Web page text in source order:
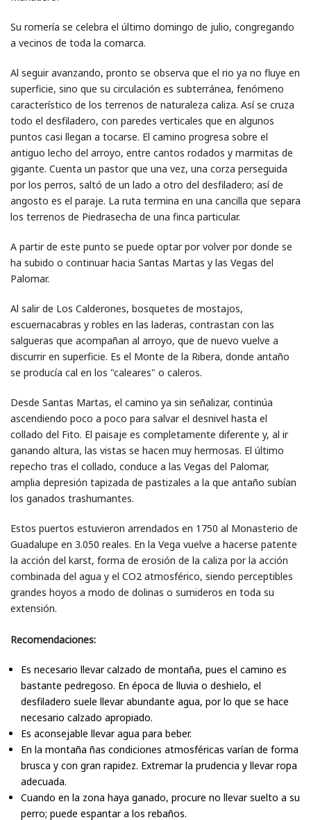
Su romería se celebra el último domingo de julio, congregando
a vecinos de toda la comarca.
Al seguir avanzando, pronto se observa que el rio ya no fluye en
superficie, sino que su circulación es subterránea, fenómeno
característico de los terrenos de naturaleza caliza. Así se cruza
todo el desfiladero, con paredes verticales que en algunos
puntos casi llegan a tocarse. El camino progresa sobre el
antiguo lecho del arroyo, entre cantos rodados y marmitas de
gigante. Cuenta un pastor que una vez, una corza perseguida
por los perros, saltó de un lado a otro del desfiladero; así de
angosto es el paraje. La ruta termina en una cancilla que separa
los terrenos de Piedrasecha de una finca particular.
A partir de este punto se puede optar por volver por donde se
ha subido o continuar hacia Santas Martas y las Vegas del
Palomar.
Al salir de Los Calderones, bosquetes de mostajos,
escuernacabras y robles en las laderas, contrastan con las
salgueras que acompañan al arroyo, que de nuevo vuelve a
discurrir en superficie. Es el Monte de la Ribera, donde antaño
se producía cal en los "caleares" o caleros.
Desde Santas Martas, el camino ya sin señalizar, continúa
ascendiendo poco a poco para salvar el desnivel hasta el
collado del Fito. El paisaje es completamente diferente y, al ir
ganando altura, las vistas se hacen muy hermosas. El último
repecho tras el collado, conduce a las Vegas del Palomar,
amplia depresión tapizada de pastizales a la que antaño subían
los ganados trashumantes.
Estos puertos estuvieron arrendados en 1750 al Monasterio de
Guadalupe en 3.050 reales. En la Vega vuelve a hacerse patente
la acción del karst, forma de erosión de la caliza por la acción
combinada del agua y el CO2 atmosférico, siendo perceptibles
grandes hoyos a modo de dolinas o sumideros en toda su
extensión.
Recomendaciones:
Es necesario llevar calzado de montaña, pues el camino es
bastante pedregoso. En época de lluvia o deshielo, el
desfiladero suele llevar abundante agua, por lo que se hace
necesario calzado apropiado.
Es aconsejable llevar agua para beber.
En la montaña ñas condiciones atmosféricas varían de forma
brusca y con gran rapidez. Extremar la prudencia y llevar ropa
adecuada.
Cuando en la zona haya ganado, procure no llevar suelto a su
perro; puede espantar a los rebaños.